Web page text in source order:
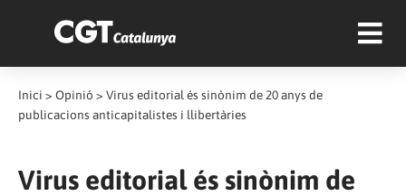
Inici > Opinió > Virus editorial és sinònim de 20 anys de
publicacions anticapitalistes i llibertàries
Virus editorial és sinònim de